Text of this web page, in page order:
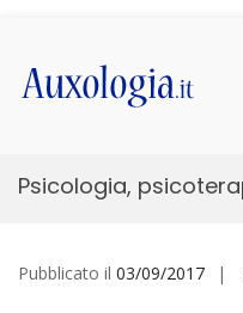
contenuti
Psicologia,
Pubblicato il 03/09/2017